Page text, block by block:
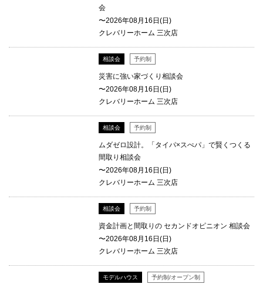
会
〜2026年08月16日(日)
クレバリーホーム 三次店
相談会 予約制
災害に強い家づくり相談会
〜2026年08月16日(日)
クレバリーホーム 三次店
相談会 予約制
ムダゼロ設計。「タイパ×スぺパ」で賢くつくる
間取り相談会
〜2026年08月16日(日)
クレバリーホーム 三次店
相談会 予約制
資金計画と間取りの セカンドオピニオン 相談会
〜2026年08月16日(日)
クレバリーホーム 三次店
モデルハウス 予約制/オープン制